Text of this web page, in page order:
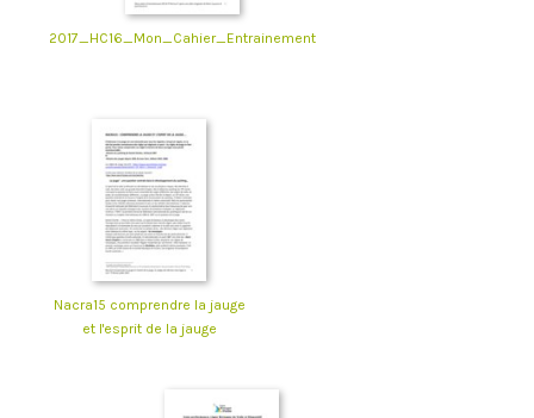
2017_HC16_Mon_Cahier_Entrainement
Nacra15 comprendre la jauge
et l'esprit de la jauge